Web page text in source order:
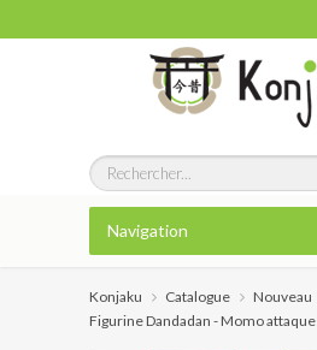
Navigation
Konjaku Catalogue
Nouveau
Figurine Dandadan - Momo attaque